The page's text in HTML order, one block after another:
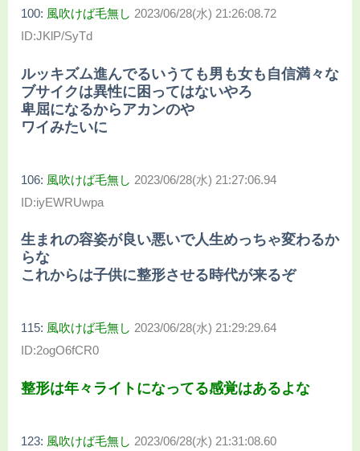
100: 風吹けば毛無し 2023/06/28(水) 21:26:08.72
ID:JKlP/SyTd
ルッキズム進んでるいうても男も女も自信満々な
ブサイクは異性に困ってはないやろ
卑屈になるからアカンのや
ワイみたいに
106: 風吹けば毛無し 2023/06/28(水) 21:27:06.94
ID:iyEWRUwpa
生まれの容姿が良い悪いで人生めっちゃ変わるか
らな
これからは子供に整形させる時代が来るぞ
115: 風吹けば毛無し 2023/06/28(水) 21:29:29.64
ID:2ogO6fCR0
整形は年々ライトになってる感覚はあるよな
123: 風吹けば毛無し 2023/06/28(水) 21:31:08.60